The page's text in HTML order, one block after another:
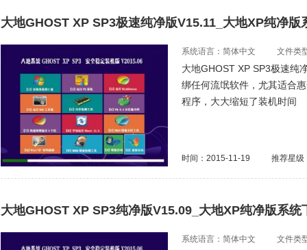
大地GHOST XP SP3极速纯净版V15.11_大地XP纯净版
系统语言：简体中文 文件类
大地GHOST XP SP3极速纯
绑任何流氓软件，尤其适合
程序，大大缩短了装机时间
时间：2015-11-19 推荐星级
大地GHOST XP SP3纯净版V15.09_大地XP纯净版系统
系统语言：简体中文 文件类